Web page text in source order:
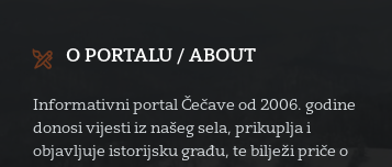
O PORTALU / ABOUT
Informativni portal Čečave od 2006. godine
donosi vijesti iz našeg sela, prikuplja i
objavljuje istorijsku građu, te bilježi priče o